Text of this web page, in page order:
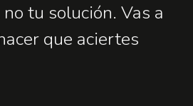
tu solución. Vas a
que aciertes